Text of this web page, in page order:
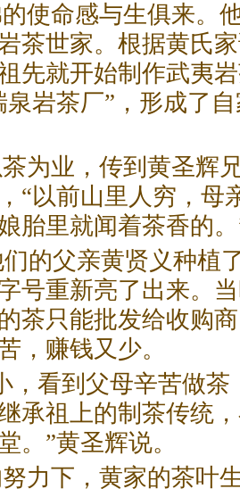
使命感与生俱来。
茶世家。根据黄氏
先就开始制作武夷
泉岩茶厂”，形成了
为业，传到黄圣辉
“以前山里人穷，母
胎里就闻着茶香的
们的父亲黄贤义种植
号重新亮了出来。
茶只能批发给收购
，赚钱又少。
，看到父母辛苦做
承祖上的制茶传统
。”黄圣辉说。
力下，黄家的茶叶